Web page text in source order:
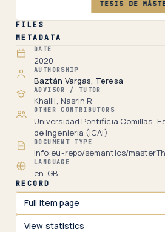
TESIS DE
FILES
METADATA
DATE
2020
AUTHORSHIP
Baztán Vargas, Teresa
ADVISOR / TUTOR
Khalili, Nasrin R
OTHER CONTRIBUTORS
Universidad Pontificia Comillas,
de Ingeniería (ICAI)
DOCUMENT TYPE
info:eu-repo/semantics/
LANGUAGE
en-GB
RECORD
Full item page
View statistics